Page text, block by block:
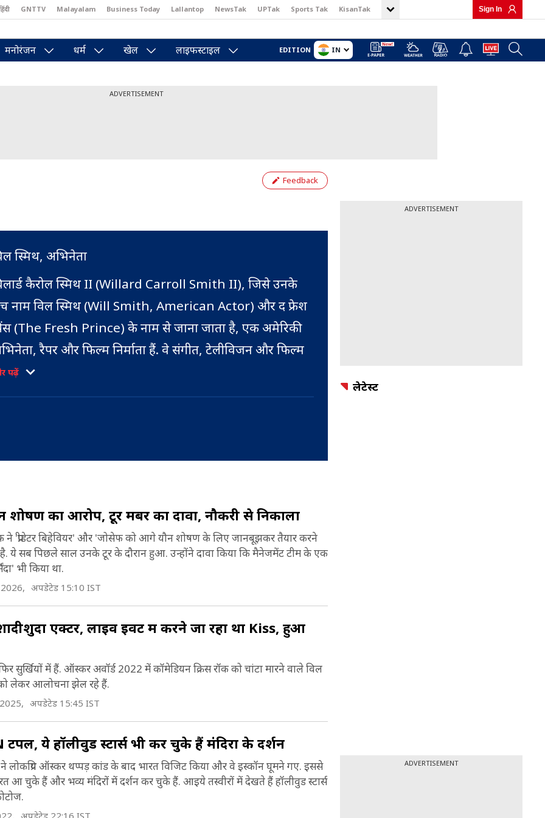
GNTTV Malayalam Business Today Lallantop NewsTak UPTak Sports Tak KisanTak Sign In
मनोरंजन धर्म खेल लाइफस्टाइल EDITION IN
ADVERTISEMENT
Feedback
स्मिथ, अभिनेता
कैरोल स्मिथ II (Willard Carroll Smith II), जिसे उनके
नाम विल स्मिथ (Will Smith, American Actor) और द फ्रेश
(The Fresh Prince) के नाम से जाना जाता है, एक अमेरिकी
रैपर और फिल्म निर्माता हैं. वे संगीत, टेलीविजन और फिल्म
प्रसिद्ध एक्टर हैं.
4 ग्रैमी अवार्ड और 2022 में बेस्ट एक्टर के लिए BAFTA
के लिए सर्वश्रेष्ठ अभिनेता का ऑस्कर अवार्ड मिला (Will
Oscar for Best Actor 2021) .
ने पहली बार डीजे जैजी जेफ के साथ हिप हॉप जोड़ी के रूप में
हासिल की. उन्होंने पांच स्टूडियो एल्बम और यूएस बिलबोर्ड हॉट
शीर्ष 20 एकल ‘पेरेंट्स जस्ट डोंट अंडरस्टैंड’, ‘ए नाइटमेयर ऑन
स्ट्रीट’ के साथ कई म्यूजिक एल्बम रिलीज किए (Will Smith
Albums).
ने सीरीज द फ्रेश प्रिंस ऑफ बेल-एयर (1990-1996) पर अपने
(1995), और इसके सीक्वल बैड बॉयज II (2003) और बैड
फ़ॉर लाइफ (2020) के साथ-साथ मेन इन ब्लैक (1997), मेन
ब्लैक II और मेन इन ब्लैक 3 (2012) में भी अभिनय किया. उनकी
में एनिमी ऑफ द स्टेट (1998), अली (2001), रोबोट (2004),
टेल (2004), हिच (2005), आई एम लीजेंड (2007), हैनकॉक
और सेवन पाउंड्स (2008), द परस्यूट ऑफ हैप्पीनेस (2006)
क्रिस गार्डनर को चित्रित करने के लिए अपना दूसरा अकादमी पुरस्कार
स्मिथ का जन्म 25 सितंबर, 1968 को फिलाडेल्फिया,
(Philadelphia, Pennsylvania) में हुआ था (Will
Age). उनकी मां का नाम कैरोलिन है जो एक स्कूल बोर्ड
थीं, और पिता का नाम विलार्ड कैरोल स्मिथ सीनियर है जो एक
पढ़ें
शोषण का आरोप, टूर मेंबर का दावा, नौकरी से निकाला
ने 'प्रीडेटर बिहेवियर' और 'जोसेफ को आगे यौन शोषण के लिए जानबूझकर तैयार करने
ये सब पिछले साल उनके टूर के दौरान हुआ. उन्होंने दावा किया कि मैनेजमेंट टीम के एक
भी किया था.
अपडेटेड 15:10 IST
एक्टर, लाइव इवेंट में करने जा रहा था Kiss, हुआ
सुर्खियों में हैं. ऑस्कर अवॉर्ड 2022 में कॉमेडियन क्रिस रॉक को चांटा मारने वाले विल
लेकर आलोचना झेल रहे हैं.
अपडेटेड 15:45 IST
ये हॉलीवुड स्टार्स भी कर चुके हैं मंदिरों के दर्शन
ऑस्कर थप्पड़ कांड के बाद भारत विजिट किया और वे इस्कॉन घूमने गए. इससे
आ चुके हैं और भव्य मंदिरों में दर्शन कर चुके हैं. आइये तस्वीरों में देखते हैं हॉलीवुड स्टार्स
अपडेटेड 22:16 IST
ADVERTISEMENT
लेटेस्ट
ADVERTISEMENT